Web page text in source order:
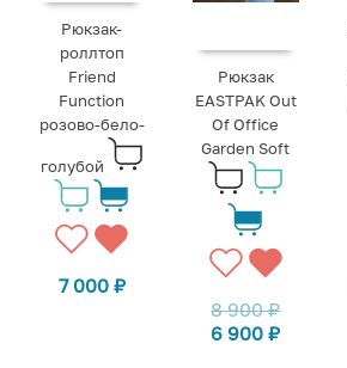
Рюкзак-
роллтоп
Friend
Function
розово-бело-
голубой
7 000 ₽
Рюкзак
EASTPAK Out
Of Office
Garden Soft
8 900₽
6 900₽